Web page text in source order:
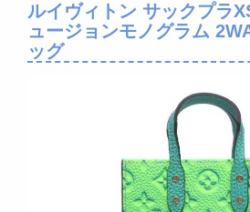
ルイヴィトン サックプラ
ュージョンモノグラム
ッグ